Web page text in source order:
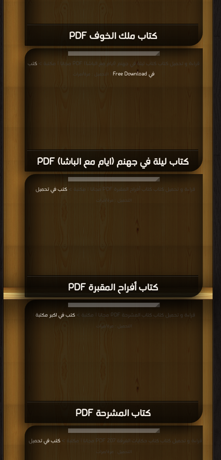
كتاب ملك الخوف PDF
كتاب ليلة في جهنم (ايام مع الباشا) PDF
قراءة و تحميل كتاب كتاب ليلة في جهنم (ايام مع الباشا) PDF مجانا | مكتبة >
كتب
في Free Download
| التحميل : مرة/مرات
كتاب أفراح المقبرة PDF
قراءة و تحميل كتاب كتاب أفراح المقبرة PDF مجانا | مكتبة > كتب في تحميل
التحميل : مرة/مرات
كتاب المشرحة PDF
قراءة و تحميل كتاب كتاب المشرحة PDF مجانا | مكتبة > كتب في اكبر مكتبة
التحميل : مرة/مرات
قراءة و تحميل كتاب كتاب حكايات الغرفة 207 PDF مجانا | مكتبة > كتب في تحميل
التحميل : مرة/مرات